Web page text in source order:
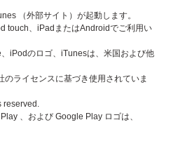
（外部サイト）が起動します。
touch、iPadまたはAndroidでご利用い
iPodのロゴ、iTunesは、米国および他
のライセンスに基づき使用されていま
reserved.
、および Google Play ロゴは、